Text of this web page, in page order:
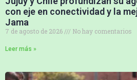
con eje en conectividad y la
Jama
7 de agosto de 2026 No hay comentarios
Leer más »